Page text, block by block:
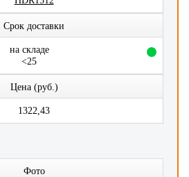
Срок доставки
на складе
<25
Цена (руб.)
1322,43
Фото